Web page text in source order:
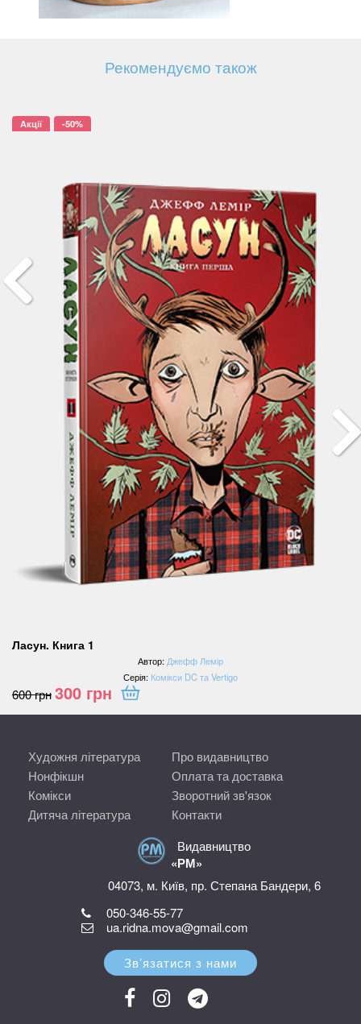
Рекомендуємо також
Акції -50%
Ласун. Книга 1
Автор:Джефф Лемір
Серія: Комікси DC та Vertigo
600грн300 грн
Художня література
Нонфікшн
Комікси
Дитяча література
Про видавництво
Оплата та доставка
Зворотний зв'язок
Контакти
Видавництво
«РМ»
04073, м. Київ, пр. Степана Бандери, 6
050-346-55-77
ua.ridna.mova@gmail.com
Зв’язатися з нами